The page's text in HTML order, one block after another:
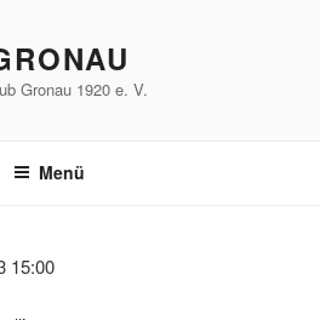
Gronau 1920 e. V.
Menü
15:00